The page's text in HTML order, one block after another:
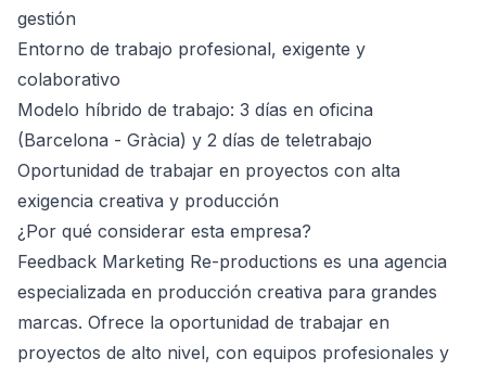
gestión
Entorno de trabajo profesional, exigente y
colaborativo
Modelo híbrido de trabajo: 3 días en oficina
(Barcelona - Gràcia) y 2 días de teletrabajo
Oportunidad de trabajar en proyectos con alta
exigencia creativa y producción
¿Por qué considerar esta empresa?
Feedback Marketing Re-productions es una agencia
especializada en producción creativa para grandes
marcas. Ofrece la oportunidad de trabajar en
proyectos de alto nivel, con equipos profesionales y